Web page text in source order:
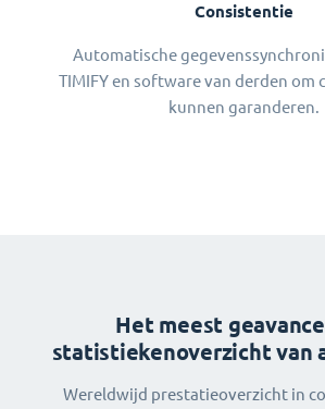
Consistentie
Automatische
TIMIFY en software van derden om
kunnen garanderen.
Het meest
statistiekenoverzicht van
Wereldwijd prestatieoverzicht in